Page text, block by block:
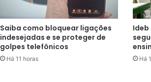
Saiba como bloquear ligações
indesejadas e se proteger de
golpes telefônicos
Há 11 horas
Ideb
Há